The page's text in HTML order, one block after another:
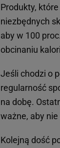
Produkty,
niezbędnych
aby w 100
obcinaniu
Jeśli chodzi o
regularność
na dobę.
ważne, aby nie
Kolejną dość